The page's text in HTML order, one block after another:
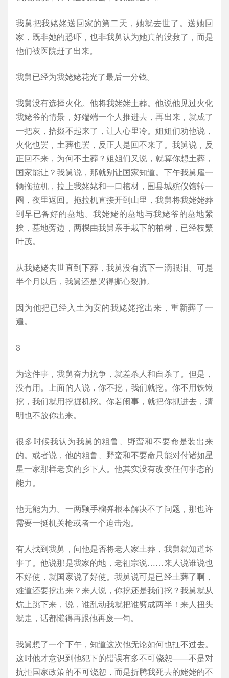
我舅把我姥姥送回家的第二天，她就去世了。送她回
家，既非她的恐吓，也非我舅认为她真的没救了，而是
他们被医院赶了出来。
我舅已经为我姥姥花光了最后一分钱。
我舅没有选择火化。他将我姥姥土葬。他说他见过火化
我姥爷的情景，好端端一个人推进去，再出来，就成了
一把灰，拾掇不起来了，让人心里冷。姐姐们劝他说，
火化也罢，土葬也罢，反正人是回不来了。我舅说，反
正回不来，为何不土葬？姐姐们又说，就算你想土葬，
国家能让？我舅说，那就别让国家知道。下午我舅雇一
辆拖拉机，拉上我姥姥和一口棺材，围县城殡仪馆转一
圈，夜里返回。拖拉机直接开到山里，我舅将我姥姥葬
到早已备好的墓地。我姥姥的墓地与我姥爷的墓地紧
挨，墓地旁边，两棵由我舅亲手栽下的柏树，已经枝繁
叶茂。
从我姥姥去世直到下葬，我舅没有流下一滴眼泪。可是
半个月以后，我舅还是哭得撕心裂肺。
因为他把已经入土为安的我姥姥挖出来，重新葬了一
遍。
3
为这件事，我舅奋力抗争，就差杀人和自杀了。但是，
没有用。上面的人说，你不挖，我们就挖。你不用铁锹
挖，我们就用挖掘机挖。你若闹事，就把你抓进去，清
明也不放你出来。
很多时候我认为我舅的粗鲁、野蛮和不要命是装出来
的。或者说，他的粗鲁、野蛮和不要命只能对付诸如星
星一家那样老实的乡下人。他其实没有改变任何事态的
能力。
他无能为力。一两颗手榴弹根本解决不了问题，那也许
需要一挺机关枪或者一个迫击炮。
有人找到我舅，问他是否将老人家土葬，我舅就知道坏
事了。他说那是我家的地，老祖宗说……来人说谁说也
不好使，就国家说了好使。我舅说可是已经土葬了啊，
难道还要挖出来？来人说，你挖还是我们挖？我舅就从
炕上跳下来，说，谁乱动我就把谁劈成两半！来人扭头
就走，话都懒得再跟他再废一句。
我舅想了一个下午，知道这次他无论如何也扛不过去。
这时他才意识到他犯下的错误有多不可饶恕——不是对
抗拒国家政策的不可饶恕，而是折腾我死去的姥姥的不